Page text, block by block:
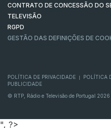
CONTRATO DE CONCESSÃO DO
TELEVISÃO
RGPD
GESTÃO DAS DEFINIÇÕES DE
POLÍTICA DE PRIVACIDADE POLÍTICA
PUBLICIDADE
© RTP, Rádio e Televisão de Portugal 2026
", ?>